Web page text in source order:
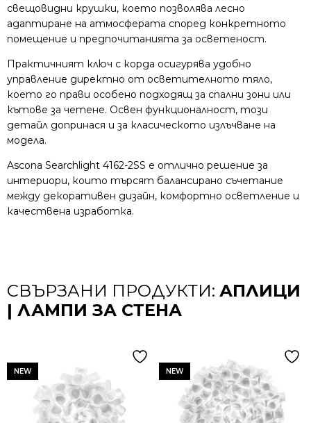
свещовидни крушки, което позволява лесно
адаптиране на атмосферата според конкретното
помещение и предпочитанията за осветеност.
Практичният ключ с корда осигурява удобно
управление директно от осветителното тяло,
което го прави особено подходящ за спални зони или
кътове за четене. Освен функционалност, този
детайл допринася и за класическото излъчване на
модела.
Ascona Searchlight 4162-2SS е отлично решение за
интериори, които търсят балансирано съчетание
между декоративен дизайн, комфортно осветление и
качествена изработка.
СВЪРЗАНИ ПРОДУКТИ: АПЛИЦИ
| ЛАМПИ ЗА СТЕНА
NEW NEW